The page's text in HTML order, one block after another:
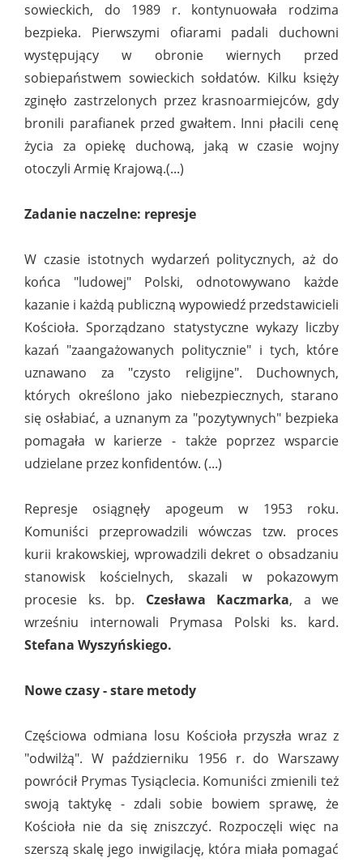
sowieckich, do 1989 r. kontynuowała rodzima
bezpieka. Pierwszymi ofiarami padali duchowni
występujący w obronie wiernych przed
sobiepaństwem sowieckich sołdatów. Kilku księży
zginęło zastrzelonych przez krasnoarmiejców, gdy
bronili parafianek przed gwałtem. Inni płacili cenę
życia za opiekę duchową, jaką w czasie wojny
otoczyli Armię Krajową.(...)
Zadanie naczelne: represje
W czasie istotnych wydarzeń politycznych, aż do
końca "ludowej" Polski, odnotowywano każde
kazanie i każdą publiczną wypowiedź przedstawicieli
Kościoła. Sporządzano statystyczne wykazy liczby
kazań "zaangażowanych politycznie" i tych, które
uznawano za "czysto religijne". Duchownych,
których określono jako niebezpiecznych, starano
się osłabiać, a uznanym za "pozytywnych" bezpieka
pomagała w karierze - także poprzez wsparcie
udzielane przez konfidentów. (...)
Represje osiągnęły apogeum w 1953 roku.
Komuniści przeprowadzili wówczas tzw. proces
kurii krakowskiej, wprowadzili dekret o obsadzaniu
stanowisk kościelnych, skazali w pokazowym
procesie ks. bp. Czesława Kaczmarka, a we
wrześniu internowali Prymasa Polski ks. kard.
Stefana Wyszyńskiego.
Nowe czasy - stare metody
Częściowa odmiana losu Kościoła przyszła wraz z
"odwilżą". W październiku 1956 r. do Warszawy
powrócił Prymas Tysiąclecia. Komuniści zmienili też
swoją taktykę - zdali sobie bowiem sprawę, że
Kościoła nie da się zniszczyć. Rozpoczęli więc na
szerszą skalę jego inwigilację, która miała pomagać